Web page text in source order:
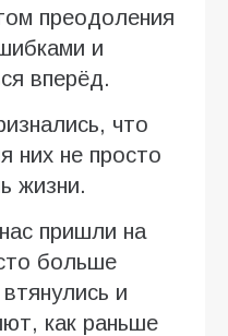
преодоления
и
вперёд.
что
них не просто
жизни.
пришли на
больше
и
как раньше